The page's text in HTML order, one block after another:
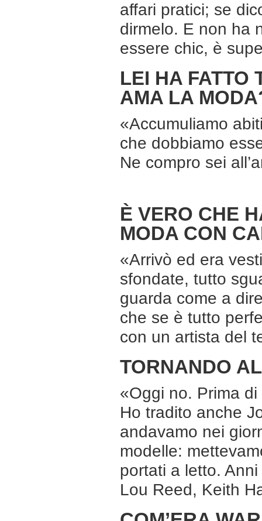
affari pratici; se
dirmelo. E non ha
essere chic, è
LEI HA FATTO
AMA LA
«Accumuliamo
che dobbiamo
Ne compro sei
È VERO CHE
MODA CON
«Arrivò ed era
sfondate, tutto
guarda come a
che se è tutto
con un artista del
TORNANDO
«Oggi no. Prima
Ho tradito anche
andavamo nei
modelle:
portati a letto.
Lou Reed, Keith